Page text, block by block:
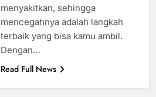
menyakitkan, sehingga
mencegahnya adalah langkah
terbaik yang bisa kamu ambil.
Dengan…
Read Full News